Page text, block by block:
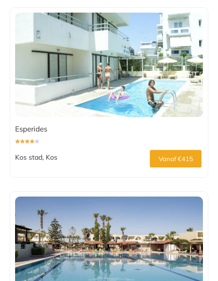
Esperides
Kos stad, Kos Vanaf €415